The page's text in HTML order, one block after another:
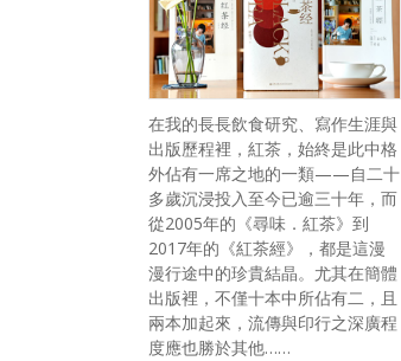
在我的長長飲食研究、寫作生涯與
出版歷程裡，紅茶，始終是此中格
外佔有一席之地的一類——自二十
多歲沉浸投入至今已逾三十年，而
從2005年的《尋味．紅茶》到
2017年的《紅茶經》，都是這漫
漫行途中的珍貴結晶。尤其在簡體
出版裡，不僅十本中所佔有二，且
兩本加起來，流傳與印行之深廣程
度應也勝於其他……